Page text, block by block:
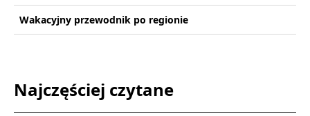
Wakacyjny przewodnik po regionie
Najczęściej czytane